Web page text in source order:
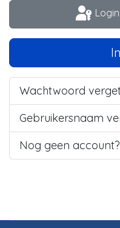
Wachtwoord
Gebruikersnaam
Nog geen account?